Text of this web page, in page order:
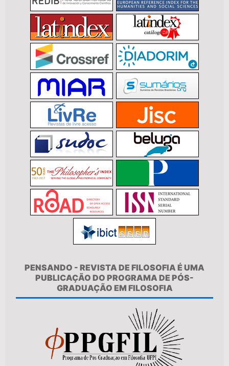
PENSANDO - REVISTA DE FILOSOFIA É UMA
PUBLICAÇÃO DO PROGRAMA DE PÓS-
GRADUAÇÃO EM FILOSOFIA